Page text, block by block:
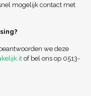
mogelijk contact met
we deze
of bel ons op 0513-